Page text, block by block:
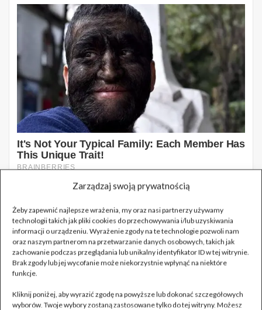
Zarządzaj swoją prywatnością
Żeby zapewnić najlepsze wrażenia, my oraz nasi partnerzy używamy
technologii takich jak pliki cookies do przechowywania i/lub uzyskiwania
informacji o urządzeniu. Wyrażenie zgody na te technologie pozwoli nam
oraz naszym partnerom na przetwarzanie danych osobowych, takich jak
zachowanie podczas przeglądania lub unikalny identyfikator ID w tej witrynie.
Brak zgody lub jej wycofanie może niekorzystnie wpłynąć na niektóre
funkcje.
Kliknij poniżej, aby wyrazić zgodę na powyższe lub dokonać szczegółowych
wyborów. Twoje wybory zostaną zastosowane tylko do tej witryny. Możesz